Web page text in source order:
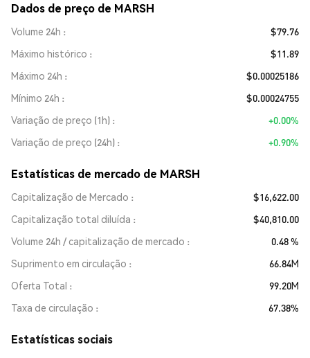
Dados de preço de MARSH
Volume 24h
$79.76
Máximo histórico
$11.89
Máximo 24h
$0.00025186
Mínimo 24h
$0.00024755
Variação de preço (1h)
+0.00%
Variação de preço (24h)
+0.90%
Estatísticas de mercado de MARSH
Capitalização de Mercado
$16,622.00
Capitalização total diluída
$40,810.00
Volume 24h / capitalização de mercado
0.48 %
Suprimento em circulação
66.84M
Oferta Total
99.20M
Taxa de circulação
67.38%
Estatísticas sociais